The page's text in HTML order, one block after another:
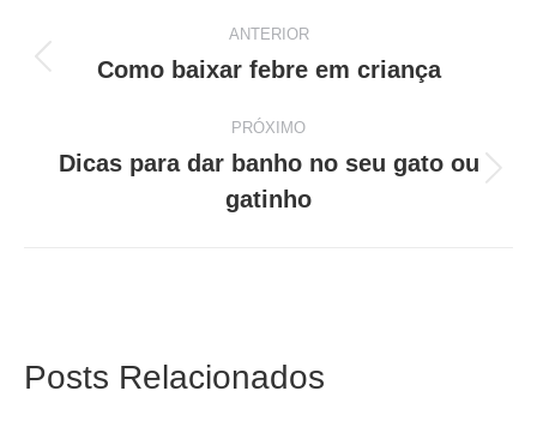
Navegação
post:
ANTERIOR
Post
Como baixar febre em criança
PRÓXIMO
post:
Dicas para dar banho no seu gato ou
gatinho
Posts Relacionados